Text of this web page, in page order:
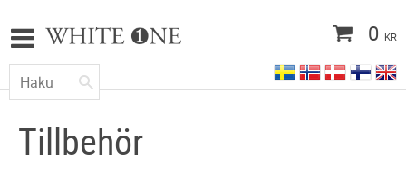
0 KR
Tillbehör